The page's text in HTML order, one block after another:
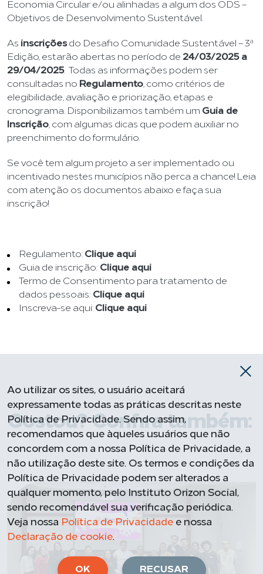
Economia Circular e/ou alinhadas a algum dos ODS –
Objetivos de Desenvolvimento Sustentável.
As inscriçõesdo Desafio Comunidade Sustentável – 3ª
Edição, estarão abertas no período de 24/03/2025 a
29/04/2025. Todas as informações podem ser
consultadas no Regulamento, como critérios de
elegibilidade, avaliação e priorização, etapas e
cronograma. Disponibilizamos também um Guia de
Inscrição, com algumas dicas que podem auxiliar no
preenchimento do formulário.
Se você tem algum projeto a ser implementado ou
incentivado nestes municípios não perca a chance! Leia
com atenção os documentos abaixo e faça sua
inscrição!
Regulamento: Clique aqui
Guia de inscrição: Clique aqui
Termo de Consentimento para tratamento de
dados pessoais: Clique aqui
Inscreva-se aqui: Clique aqui
Gostou? Confira também:
Ao utilizar os sites, o usuário aceitará
expressamente todas as práticas descritas neste
Política de Privacidade. Sendo assim,
recomendamos que àqueles usuários que não
concordem com a nossa Política de Privacidade, a
não utilização deste site. Os termos e condições da
Política de Privacidade podem ser alterados a
qualquer momento, pelo Instituto Orizon Social,
sendo recomendável sua verificação periódica.
Veja nossa Política de Privacidade e nossa
Declaração de cookie.
OK RECUSAR